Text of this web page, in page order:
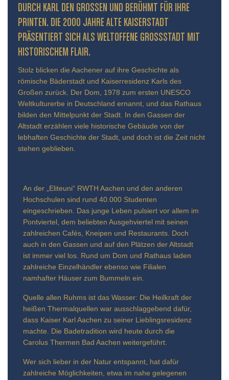
URCH KARL DEN GROSSEN UND BERÜHMT FÜR IHRE PR
INTEN. DIE 2000 JAHRE ALTE KAISERSTADT PR
ÄSENTIERT SICH ALS WELTOFFENE GROSSSTADT MIT HIS
TORISCHEM FLAIR.
Stolz blicken die Aachener auf ihre Geschichte als
römische Bäderstadt und Kaiserresidenz Karls des
Großen zurück. Der Dom, 1978 zum ersten UNESCO
Weltkulturerbe in Deutschland ernannt, und das Rathaus
bilden den Mittelpunkt der Stadt. In den Gassen der
Altstadt erzählen viele historische Gebäude von der
lebhaften Geschichte der Stadt, und doch ist die Zeit nicht
stehen geblieben.
An der „Eliteuni“ RWTH Aachen und den anderen
Hochschulen sind rund 40.000 Studenten
eingeschrieben. Das junge Leben pulsiert vor allem im
Pontviertel, dem beliebten Ausgehviertel mit seinen
zahlreichen Cafés, Kneipen und Restaurants. Doch
auch in den Gassen und auf den Plätzen der Altstadt
ist immer viel los. Rund um Dom und Rathaus laden
zahlreiche Einzelhändler ebenso wie Filialen
namhafter Häuser zum Bummeln ein.
Quelle allen Ruhms ist das Wasser: Die Heilkraft der
heißen Thermalquellen war ausschlaggebend dafür,
dass Kaiser Karl Aachen zu seiner Lieblingsresidenz
machte. Die Badetradition wird heute durch die
Carolus Thermen Bad Aachen weitergeführt.
Wer sich lieber in der Natur entspannt, hat dafür
zahlreiche Möglichkeiten, etwa im nahe gelegenen